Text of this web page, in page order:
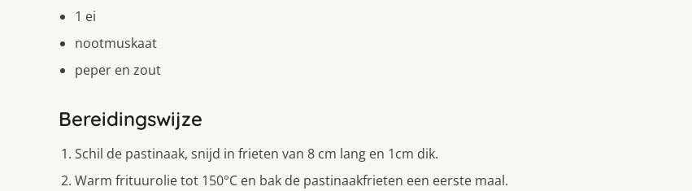
1 ei
nootmuskaat
peper en zout
Bereidingswijze
Schil de pastinaak, snijd in frieten van 8 cm lang en 1cm dik.
Warm frituurolie tot 150°C en bak de pastinaakfrieten een eerste maal.